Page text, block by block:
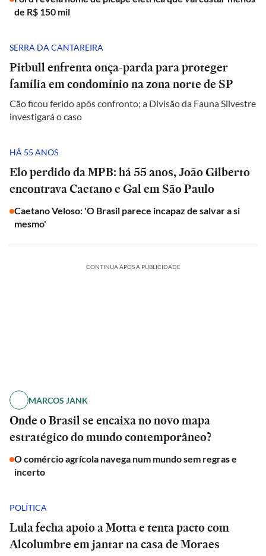
de R$ 150 mil
SERRA DA CANTAREIRA
Pitbull enfrenta onça-parda para proteger
família em condomínio na zona norte de SP
Cão ficou ferido após confronto; a Divisão da Fauna Silvestre
investigará o caso
HÁ 55 ANOS
Elo perdido da MPB: há 55 anos, João Gilberto
encontrava Caetano e Gal em São Paulo
Caetano Veloso: 'O Brasil parece incapaz de salvar a si
mesmo'
CONTINUA APÓS A PUBLICIDADE
MARCOS JANK
Onde o Brasil se encaixa no novo mapa
estratégico do mundo contemporâneo?
O comércio agrícola navega num mundo sem regras e
incerto
POLÍTICA
Lula fecha apoio a Motta e tenta pacto com
Alcolumbre em jantar na casa de Moraes